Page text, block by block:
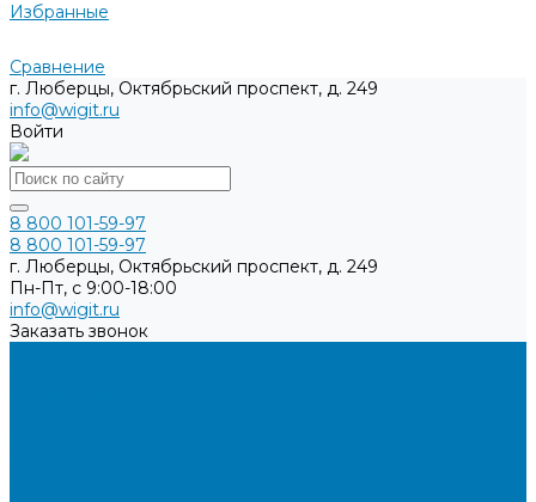
Избранные
Сравнение
г. Люберцы, Октябрьский проспект, д. 249
info@wigit.ru
Войти
8 800 101-59-97
8 800 101-59-97
г. Люберцы, Октябрьский проспект, д. 249
Пн-Пт, с 9:00-18:00
info@wigit.ru
Заказать звонок